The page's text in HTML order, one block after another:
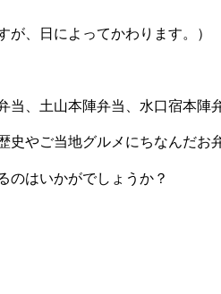
が、日によってかわります。）
、土山本陣弁当、水口宿本陣
やご当地グルメにちなんだお
のはいかがでしょうか？